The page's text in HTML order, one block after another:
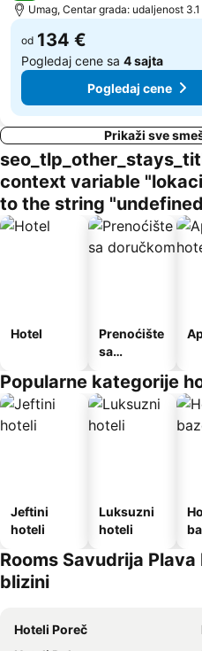
Valeta AC Lanterna
Umag, Centar grada: udaljenost
od 134 €
Pogledaj cene sa 4 sajta
Pogledaj cene
Prikaži sve
context variable
to the string
Hotel
Prenoćište
sa
Popularne kategorije
Jeftini
hoteli
Luksuzni
hoteli
Rooms Savudrija
blizini
Hoteli Poreč